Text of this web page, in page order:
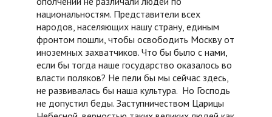
национальностям. Представители всех
народов, населяющих нашу страну, единым
фронтом пошли, чтобы освободить Москву от
иноземных захватчиков. Что бы было с нами,
если бы тогда наше государство оказалось во
власти поляков? Не пели бы мы сейчас здесь,
не развивалась бы наша культура. Но Господь
не допустил беды. Заступничеством Царицы